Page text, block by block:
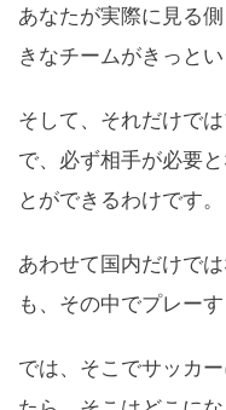
あなたが実際に見る
きなチームがきっと
そして、それだけで
で、必ず相手が必要
とができるわけです。
あわせて国内だけで
も、その中でプレー
では、そこでサッカ